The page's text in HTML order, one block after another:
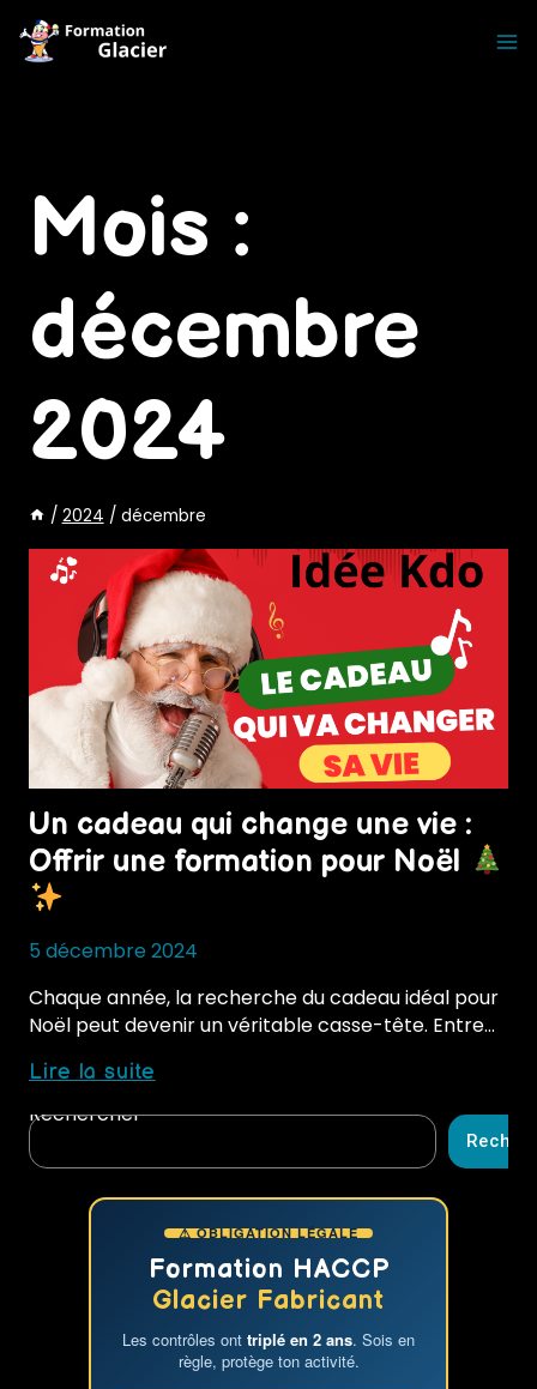
content
Mois :
décembre
2024
/ 2024 / décembre
Un cadeau qui change une vie :
Offrir une formation pour Noël
5 décembre 2024
Chaque année, la recherche du cadeau idéal pour
Noël peut devenir un véritable casse-tête. Entre…
Lire la suite
Offrir
une
pour
Noël
Rechercher
⚠ OBLIGATION LÉGALE
Formation HACCP
Glacier Fabricant
Les contrôles ont triplé en 2 ans. Sois en
règle, protège ton activité.